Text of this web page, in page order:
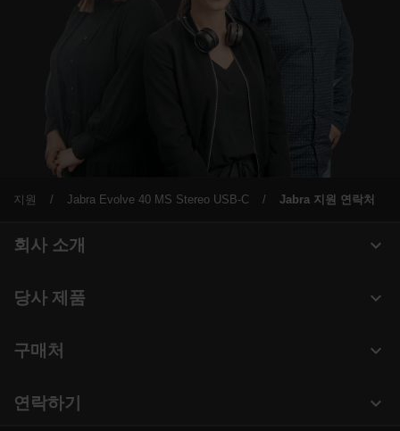
지원 Jabra Evolve 40 MS Stereo USB-C Jabra 지원 연락처
expand_more
회사 소개
의 지속 가능성
새 소식 및 보도자료
expand_more
당사 제품
회의실 카메라
expand_more
구매처
expand_more
연락하기